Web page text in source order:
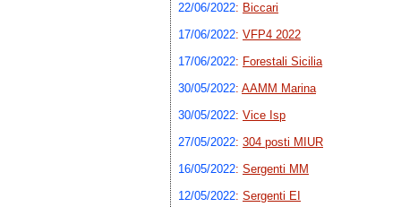
22/06/2022: Biccari
17/06/2022: VFP4 2022
17/06/2022: Forestali Sicilia
30/05/2022: AAMM Marina
30/05/2022: Vice Isp
27/05/2022: 304 posti MIUR
16/05/2022: Sergenti MM
12/05/2022: Sergenti EI